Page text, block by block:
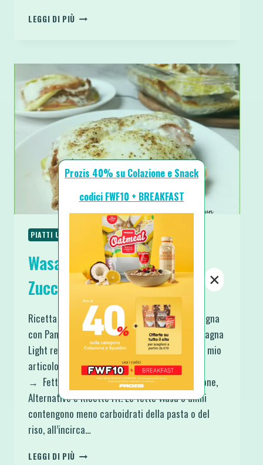
LEGGI DI PIÙ LASAGNA
BESCIAMELLA
DI
BROCCOLI
PIATTI UNICI RICETTE RICETTE PROTEICHE
Wasagna con Panna Fit
Zucchine e Prosciutto
Ricetta svuota frigo da capogiro questa Wasagna
con Panna Fit Zucchine e Prosciutto ossia Lasagna
Light realizzata utilizzando i Wasa. Qui trovi il mio
articolo più famoso in cui spiego cosa sono
→ Fette Wasa – Perchè mangiarle? Recensione,
Alternative e Ricette Fit. Le fette Wasa o affini
contengono meno carboidrati della pasta o del
riso, all’incirca…
LEGGI DI PIÙ WASAGNA
Prozis 40% su Colazione e Snack
codici FWF10 + BREAKFAST
×